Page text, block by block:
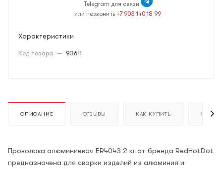
Telegram для связи
или позвонить +7 903 140 18 99
Характеристики
Код товара — 93611
ОПИСАНИЕ ОТЗЫВЫ КАК КУПИТЬ ОПЛАТА
Проволока алюминиевая ER4043 2 кг от бренда RedHotDot
предназначена для сварки изделий из алюминия и